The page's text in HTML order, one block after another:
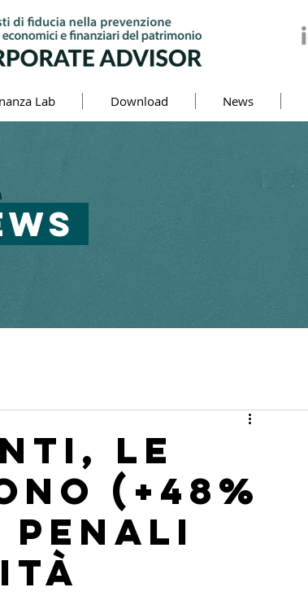
Lab Download News
le
(+48%
penali